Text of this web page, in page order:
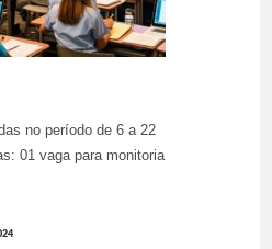
no período de 6 a 22
01 vaga para monitoria